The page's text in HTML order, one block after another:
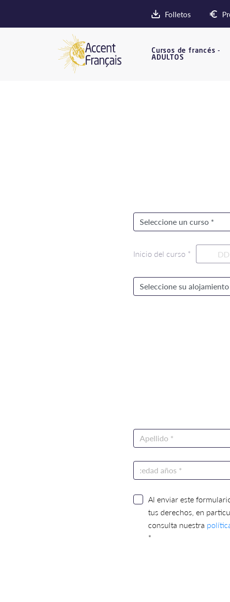
Folletos
Cursos de francés -
ADULTOS
Inicio del curso *
Al enviar este
tus derechos, en
consulta nuestra
*